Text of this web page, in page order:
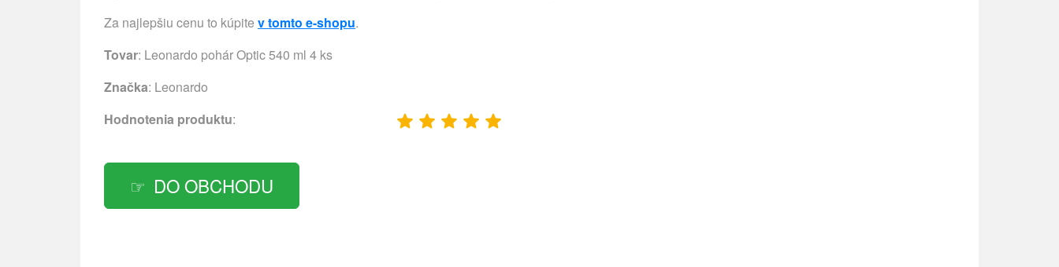
Za najlepšiu cenu to kúpite v tomto e-shopu.
Tovar: Leonardo pohár Optic 540 ml 4 ks
Značka: Leonardo
Hodnotenia produktu:
DO OBCHODU